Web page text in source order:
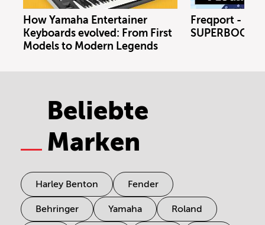
How Yamaha Entertainer
Keyboards evolved: From First
Models to Modern Legends
Freqport -
Beliebte
Marken
Harley Benton Fender
Behringer Yamaha Roland